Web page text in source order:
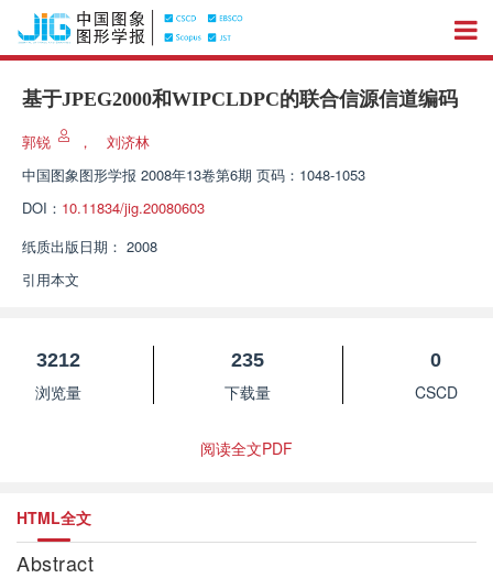
基于JPEG2000和WIPCLDPC的联合信源信道编码
郭锐 ，
刘济林
中国图象图形学报 2008年13卷第6期 页码：1048-1053
DOI： 10.11834/jig.20080603
纸质出版日期： 2008
引用本文
3212
浏览量
235
下载量
0
CSCD
阅读全文PDF
HTML全文
Abstract